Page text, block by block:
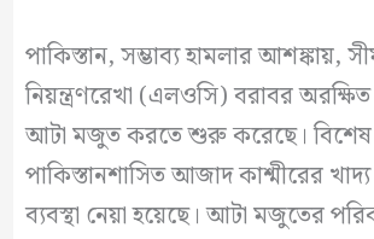
পাকিস্তান, সম্ভাব্য হামলার আশঙ্কায়,
নিয়ন্ত্রণরেখা (এলওসি) বরাবর
আটা মজুত করতে শুরু করেছে।
পাকিস্তানশাসিত আজাদ কাশ্মীরের
ব্যবস্থা নেয়া হয়েছে। আটা মজুতের